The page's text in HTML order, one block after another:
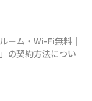
ーム・Wi-Fi無料｜
」の契約方法につい